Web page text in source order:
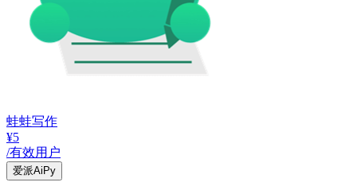
蛙蛙写作
¥5
/有效用户
爱派AiPy